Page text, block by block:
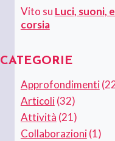
Vito su Luci, suoni,
corsia
CATEGORIE
Approfondimenti
Articoli(32)
Attività (21)
Collaborazioni(1)